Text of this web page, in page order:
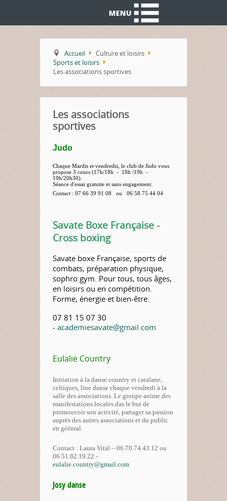
Accueil
Culture et loisirs
Sports et loisirs
Les associations sportives
Les associations
sportives
Judo
Chaque Mardis et vendredis, le club de Judo vous
propose 3 cours (17h/18h - 18h /19h -
19h/20h30).
Séance d'essai gratuite et sans engagement.
Contact : 07 66 39 91 08 ou 06 58 75 44 04
Savate Boxe Française -
Cross boxing
Savate boxe Française, sports de
combats, préparation physique,
sophro gym. Pour tous, tous âges,
en loisirs ou en compétition.
Forme, énergie et bien-être.
07 81 15 07 30
- academiesavate@gmail.com
Eulalie Country
Initiation à la danse country et catalane,
celtiques, line danse chaque vendredi à la
salle des associations. Le groupe anime des
manifestations locales das le but de
promouvoir son activité, partager sa passion
auprès des autres associations et du public
en géénral.
Contact : Laura Vital – 06.70.74.43.12 ou
06.51.82.19.22 -
eulalie.country@gmail.com
Josy danse